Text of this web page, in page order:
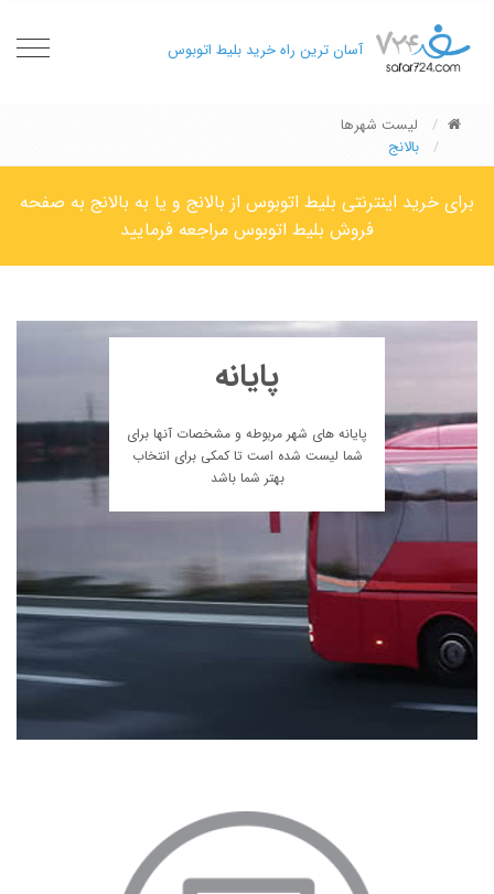
آسان ترین راه خرید بلیط اتوبوس
لیست شهرها
بالانج
برای خرید اینترنتی بلیط اتوبوس از بالانج و یا به بالانج به صفحه
فروش بلیط اتوبوس مراجعه فرمایید
پایانه
پایانه های شهر مربوطه و مشخصات آنها برای
شما لیست شده است تا کمکی برای انتخاب
بهتر شما باشد